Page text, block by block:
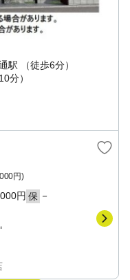
駅
（徒歩6分）
分）
円)
円 保 －